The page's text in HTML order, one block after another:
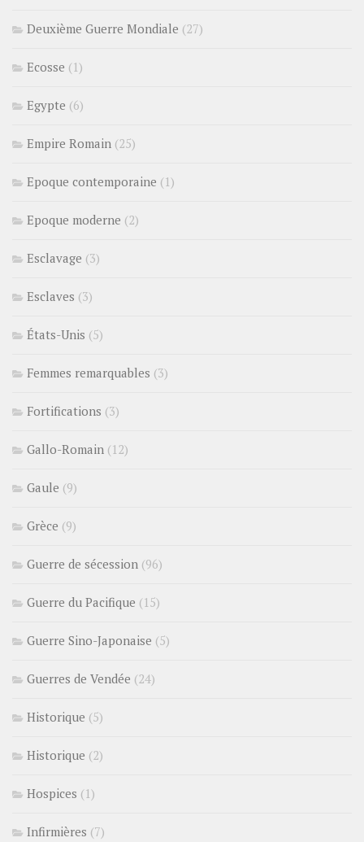
Deuxième Guerre Mondiale (27)
Ecosse (1)
Egypte (6)
Empire Romain (25)
Epoque contemporaine (1)
Epoque moderne (2)
Esclavage (3)
Esclaves (3)
États-Unis (5)
Femmes remarquables (3)
Fortifications (3)
Gallo-Romain (12)
Gaule (9)
Grèce (9)
Guerre de sécession (96)
Guerre du Pacifique (15)
Guerre Sino-Japonaise (5)
Guerres de Vendée (24)
Historique (5)
Historique (2)
Hospices (1)
Infirmières (7)